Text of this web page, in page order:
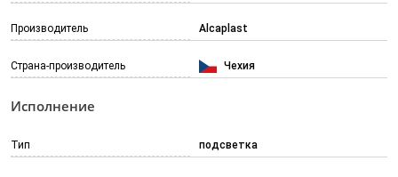
Производитель Alcaplast
Страна-производитель Чехия
Исполнение
Тип подсветка